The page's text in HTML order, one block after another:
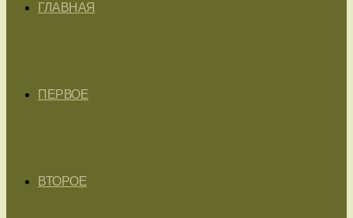
ГЛАВНАЯ
ПЕРВОЕ
ВТОРОЕ